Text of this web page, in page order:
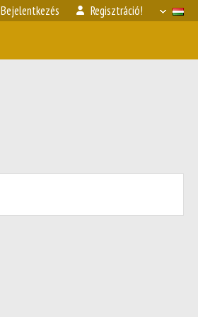
Bejelentkezés Regisztráció!